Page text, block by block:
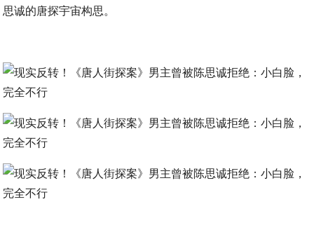
思诚的唐探宇宙构思。